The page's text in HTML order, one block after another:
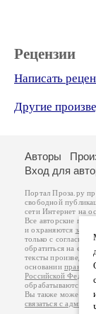
Рецензии
Написать
Другие
Авторы
Вход для
Портал Проза.ру
свободной
сети Интернет на
Все авторские
и охраняются
только с согласия
обратиться на его
тексты
основанииправил
Российской
обрабатываются
Вы также можете
связаться с